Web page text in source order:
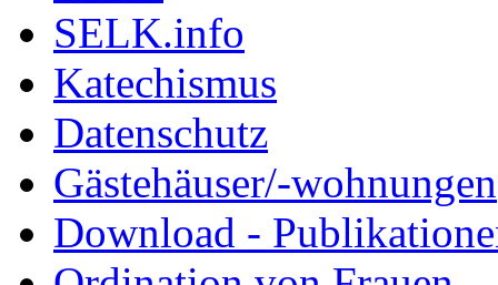
SELK.info
Katechismus
Datenschutz
Gästehäuser/-wohnungen
Download -